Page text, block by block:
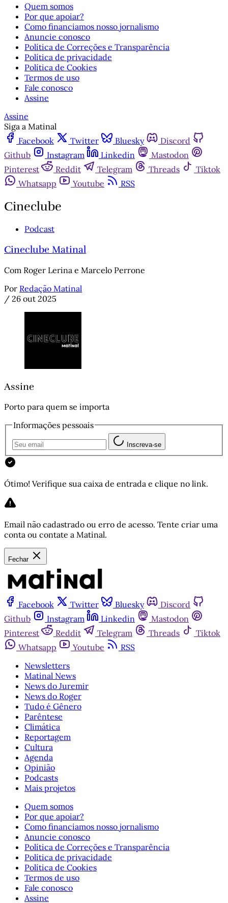
Quem somos
Por que apoiar?
Como financiamos nosso jornalismo
Anuncie conosco
Política de Correções e Transparência
Política de privacidade
Política de Cookies
Termos de uso
Fale conosco
Assine
Assine
Siga a Matinal
Facebook
Twitter Bluesky
Discord
Github
Instagram Linkedin
Mastodon
Pinterest
Reddit Telegram Threads
Tiktok
Whatsapp
Youtube RSS
Cineclube
Podcast
Cineclube Matinal
Com Roger Lerina e Marcelo Perrone
Por Redação Matinal
/ 26 out 2025
Assine
Porto para quem se importa
Informações pessoais
Inscreva-se
Ótimo! Verifique sua caixa de entrada e clique no link.
Email não cadastrado ou erro de acesso. Tente criar uma
conta ou contate a Matinal.
Fechar
Facebook Twitter Bluesky
Discord
Github
Instagram Linkedin
Mastodon
Pinterest
Reddit Telegram Threads
Tiktok
Whatsapp
Youtube
RSS
Newsletters
Matinal News
News do Juremir
News do Roger
Tudo é Gênero
Parêntese
Climática
Reportagem
Cultura
Agenda
Opinião
Podcasts
Mais projetos
Quem somos
Por que apoiar?
Como financiamos nosso jornalismo
Anuncie conosco
Política de Correções e Transparência
Política de privacidade
Política de Cookies
Termos de uso
Fale conosco
Assine